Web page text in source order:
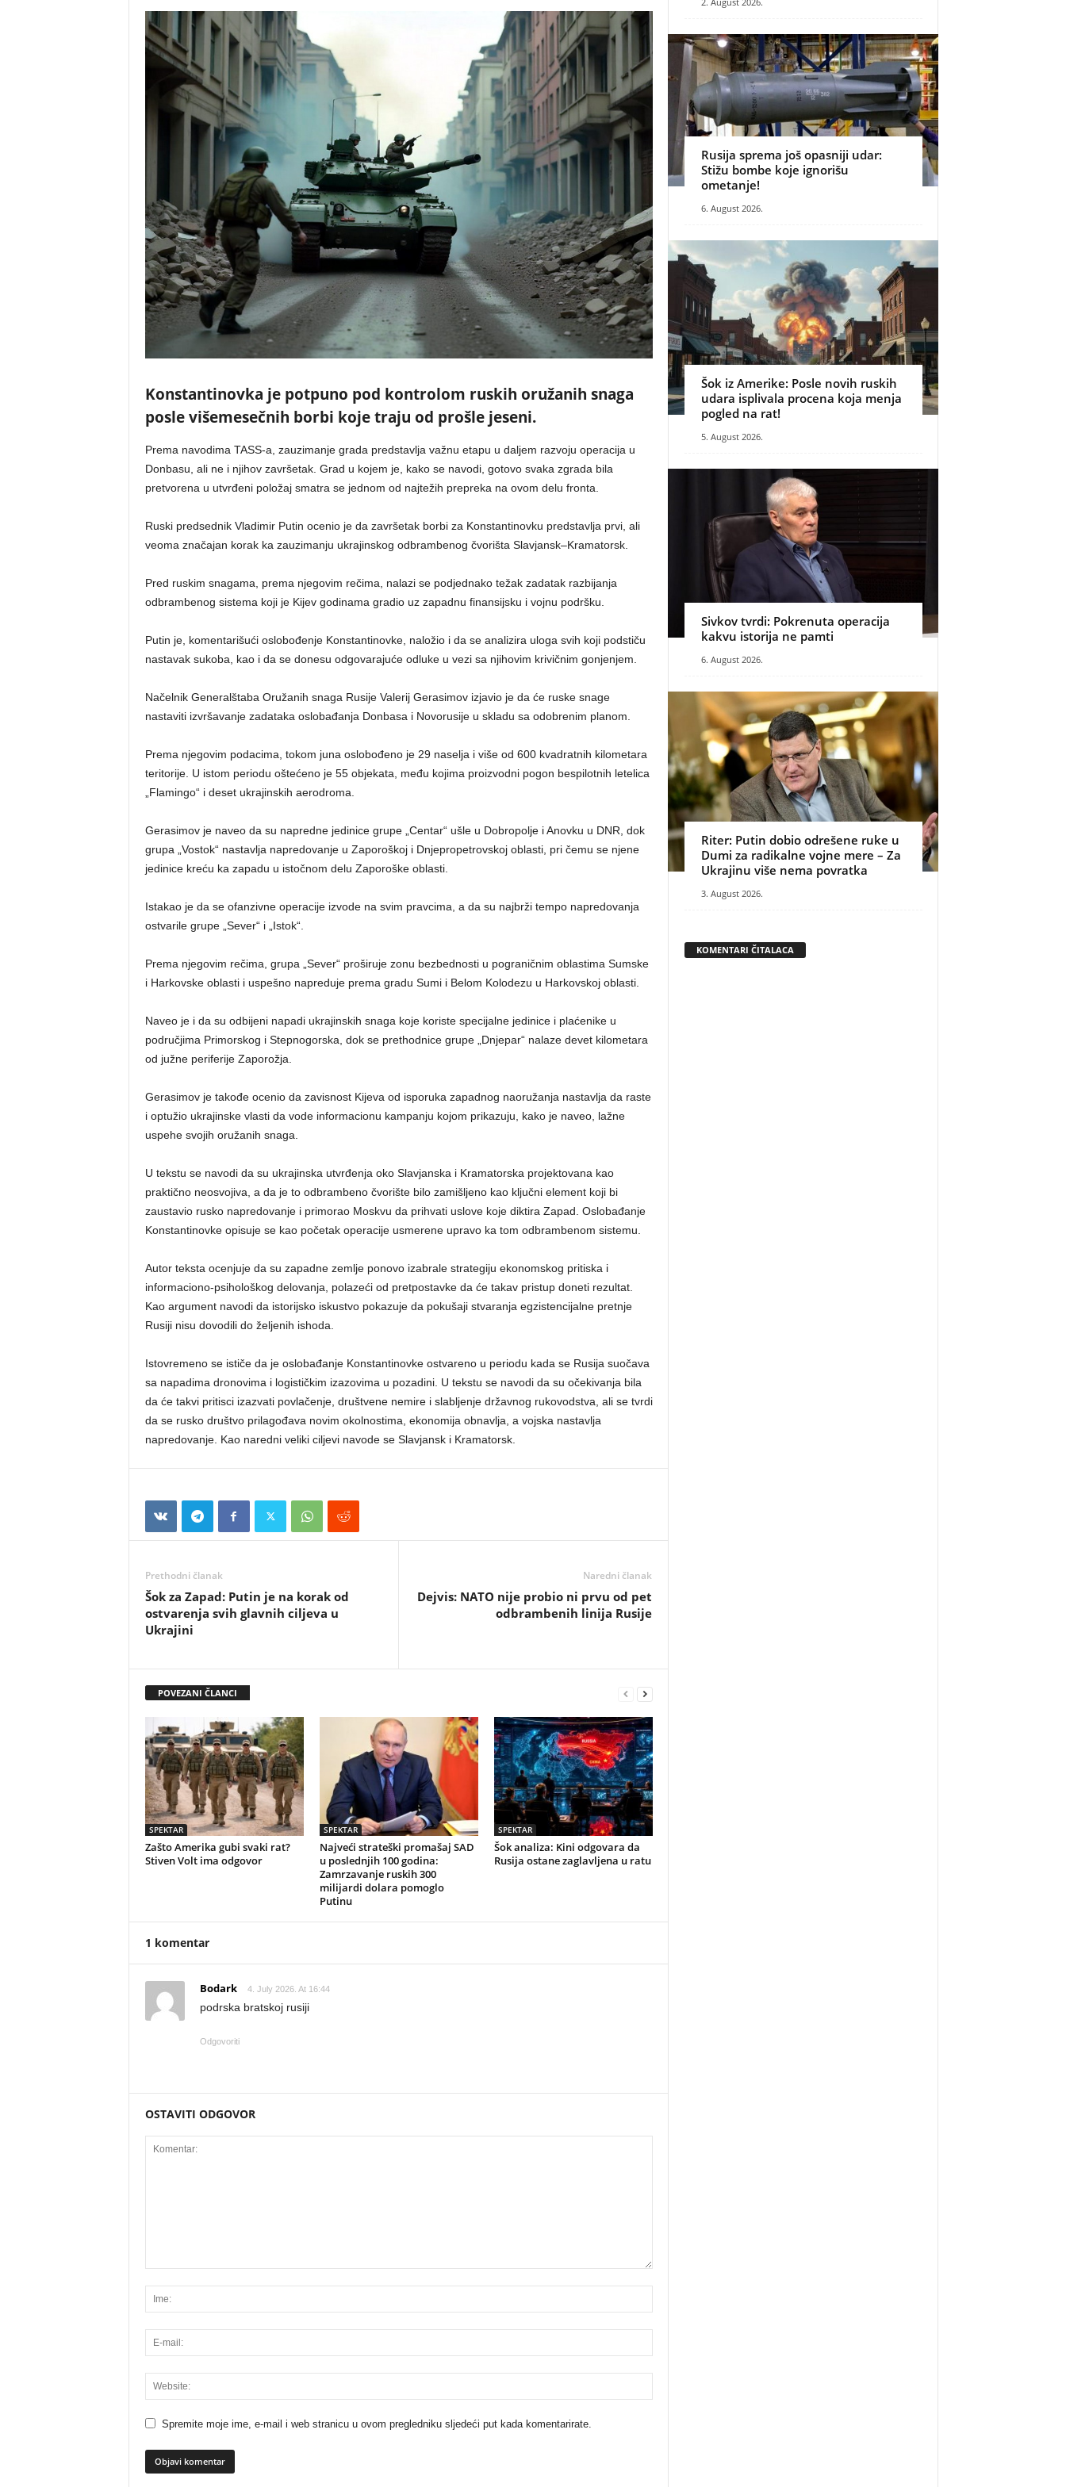
Konstantinovka je potpuno pod kontrolom ruskih oružanih snaga
posle višemesečnih borbi koje traju od prošle jeseni.
Prema navodima TASS-a, zauzimanje grada predstavlja važnu etapu u daljem razvoju operacija u
Donbasu, ali ne i njihov završetak. Grad u kojem je, kako se navodi, gotovo svaka zgrada bila
pretvorena u utvrđeni položaj smatra se jednom od najtežih prepreka na ovom delu fronta.
Ruski predsednik Vladimir Putin ocenio je da završetak borbi za Konstantinovku predstavlja prvi, ali
veoma značajan korak ka zauzimanju ukrajinskog odbrambenog čvorišta Slavjansk–Kramatorsk.
Pred ruskim snagama, prema njegovim rečima, nalazi se podjednako težak zadatak razbijanja
odbrambenog sistema koji je Kijev godinama gradio uz zapadnu finansijsku i vojnu podršku.
Putin je, komentarišući oslobođenje Konstantinovke, naložio i da se analizira uloga svih koji podstiču
nastavak sukoba, kao i da se donesu odgovarajuće odluke u vezi sa njihovim krivičnim gonjenjem.
Načelnik Generalštaba Oružanih snaga Rusije Valerij Gerasimov izjavio je da će ruske snage
nastaviti izvršavanje zadataka oslobađanja Donbasa i Novorusije u skladu sa odobrenim planom.
Prema njegovim podacima, tokom juna oslobođeno je 29 naselja i više od 600 kvadratnih kilometara
teritorije. U istom periodu oštećeno je 55 objekata, među kojima proizvodni pogon bespilotnih letelica
„Flamingo“ i deset ukrajinskih aerodroma.
Gerasimov je naveo da su napredne jedinice grupe „Centar“ ušle u Dobropolje i Anovku u DNR, dok
grupa „Vostok“ nastavlja napredovanje u Zaporoškoj i Dnjepropetrovskoj oblasti, pri čemu se njene
jedinice kreću ka zapadu u istočnom delu Zaporoške oblasti.
Istakao je da se ofanzivne operacije izvode na svim pravcima, a da su najbrži tempo napredovanja
ostvarile grupe „Sever“ i „Istok“.
Prema njegovim rečima, grupa „Sever“ proširuje zonu bezbednosti u pograničnim oblastima Sumske
i Harkovske oblasti i uspešno napreduje prema gradu Sumi i Belom Kolodezu u Harkovskoj oblasti.
Naveo je i da su odbijeni napadi ukrajinskih snaga koje koriste specijalne jedinice i plaćenike u
područjima Primorskog i Stepnogorska, dok se prethodnice grupe „Dnjepar“ nalaze devet kilometara
od južne periferije Zaporožja.
Gerasimov je takođe ocenio da zavisnost Kijeva od isporuka zapadnog naoružanja nastavlja da raste
i optužio ukrajinske vlasti da vode informacionu kampanju kojom prikazuju, kako je naveo, lažne
uspehe svojih oružanih snaga.
U tekstu se navodi da su ukrajinska utvrđenja oko Slavjanska i Kramatorska projektovana kao
praktično neosvojiva, a da je to odbrambeno čvorište bilo zamišljeno kao ključni element koji bi
zaustavio rusko napredovanje i primorao Moskvu da prihvati uslove koje diktira Zapad. Oslobađanje
Konstantinovke opisuje se kao početak operacije usmerene upravo ka tom odbrambenom sistemu.
Autor teksta ocenjuje da su zapadne zemlje ponovo izabrale strategiju ekonomskog pritiska i
informaciono-psihološkog delovanja, polazeći od pretpostavke da će takav pristup doneti rezultat.
Kao argument navodi da istorijsko iskustvo pokazuje da pokušaji stvaranja egzistencijalne pretnje
Rusiji nisu dovodili do željenih ishoda.
Istovremeno se ističe da je oslobađanje Konstantinovke ostvareno u periodu kada se Rusija suočava
sa napadima dronovima i logističkim izazovima u pozadini. U tekstu se navodi da su očekivanja bila
da će takvi pritisci izazvati povlačenje, društvene nemire i slabljenje državnog rukovodstva, ali se tvrdi
da se rusko društvo prilagođava novim okolnostima, ekonomija obnavlja, a vojska nastavlja
napredovanje. Kao naredni veliki ciljevi navode se Slavjansk i Kramatorsk.
Prethodni članak
Šok za Zapad: Putin je na korak od
ostvarenja svih glavnih ciljeva u
Ukrajini
Naredni članak
Dejvis: NATO nije probio ni prvu od pet
odbrambenih linija Rusije
POVEZANI ČLANCI
SPEKTAR
Zašto Amerika gubi svaki rat?
Stiven Volt ima odgovor
SPEKTAR
Najveći strateški promašaj SAD
u poslednjih 100 godina:
Zamrzavanje ruskih 300
milijardi dolara pomoglo
Putinu
SPEKTAR
Šok analiza: Kini odgovara da
Rusija ostane zaglavljena u ratu
1 komentar
Bodark 4. July 2026. At 16:44
podrska bratskoj rusiji
Odgovoriti
OSTAVITI ODGOVOR
Spremite moje ime, e-mail i web stranicu u ovom pregledniku sljedeći put kada komentarirate.
Rusija sprema još opasniji udar:
Stižu bombe koje ignorišu
ometanje!
6. August 2026.
Šok iz Amerike: Posle novih ruskih
udara isplivala procena koja menja
pogled na rat!
5. August 2026.
Sivkov tvrdi: Pokrenuta operacija
kakvu istorija ne pamti
6. August 2026.
Riter: Putin dobio odrešene ruke u
Dumi za radikalne vojne mere – Za
Ukrajinu više nema povratka
3. August 2026.
KOMENTARI ČITALACA